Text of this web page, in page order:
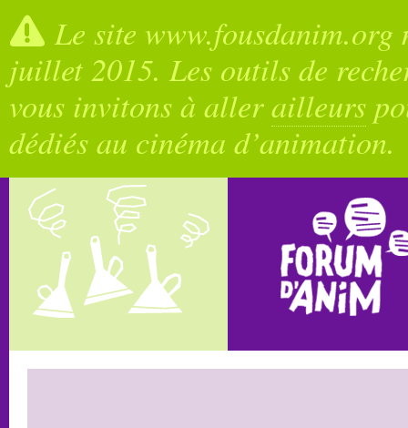
Le site
juillet 2015. Les outils de
vous invitons à allerailleurs
dédiés au cinéma d’animation.